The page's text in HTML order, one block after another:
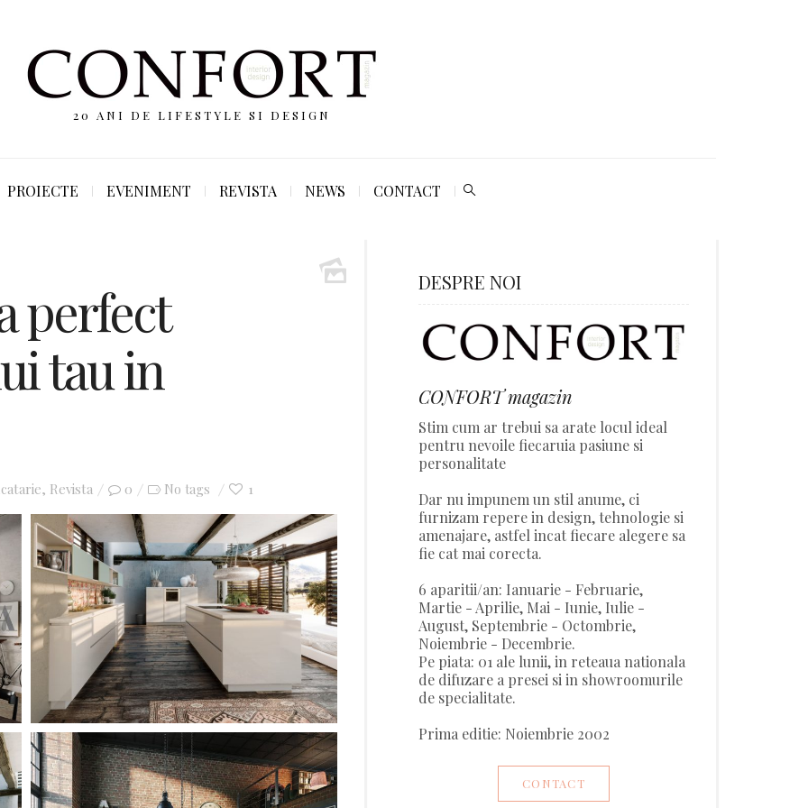
20 ANI DE LIFESTYLE SI DESIGN
PROIECTE EVENIMENT REVISTA NEWS CONTACT
perfect
tau in
, Revista 0 No tags 1
DESPRE NOI
CONFORT magazin
Stim cum ar trebui sa arate locul ideal
pentru nevoile fiecaruia pasiune si
personalitate
Dar nu impunem un stil anume, ci
furnizam repere in design, tehnologie si
amenajare, astfel incat fiecare alegere sa
fie cat mai corecta.
6 aparitii/an: Ianuarie - Februarie,
Martie - Aprilie, Mai - Iunie, Iulie -
August, Septembrie - Octombrie,
Noiembrie - Decembrie.
Pe piata: 01 ale lunii, in reteaua nationala
de difuzare a presei si in showroomurile
de specialitate.
Prima editie: Noiembrie 2002
CONTACT